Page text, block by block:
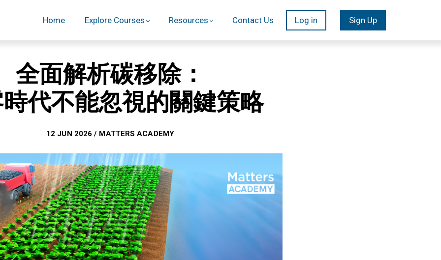
Home Explore Courses Resources Contact Us Log in Sign Up
全面解析碳移除：
代不能忽視的關鍵策略
12 JUN 2026 / MATTERS ACADEMY